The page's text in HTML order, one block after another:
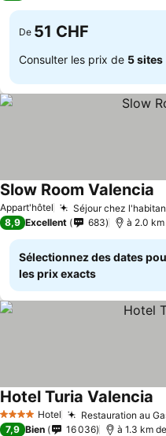
De 51 CHF
Consulter les prix de 5 sites
Appart'hôtel Séjour chez
Slow Room Valencia
8,9 Excellent 683 à 2.0
Sélectionnez des dates
les prix exacts
4 Étoiles Hotel Restauration au
Hotel Turia Valencia
7,9 Bien 16 036 à 1.3 km